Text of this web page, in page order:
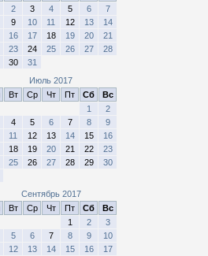
2 3 4 5 6
7
9 10 11 12 13
14
16 17 18 19 20
21
23 24 25 26 27
28
30
31
Июль 2017
Вт Ср Чт Пт Сб
Вс
1
2
4 5 6 7 8
9
11 12 13 14 15
16
18 19 20 21 22
23
25 26 27 28 29
30
Сентябрь 2017
Вт Ср Чт Пт Сб
Вс
1
2
3
5 6 7 8 9
10
12 13 14 15 16
17